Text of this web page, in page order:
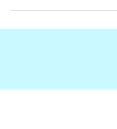
en achteraan? Laat de kinderen de ijsjes bij de